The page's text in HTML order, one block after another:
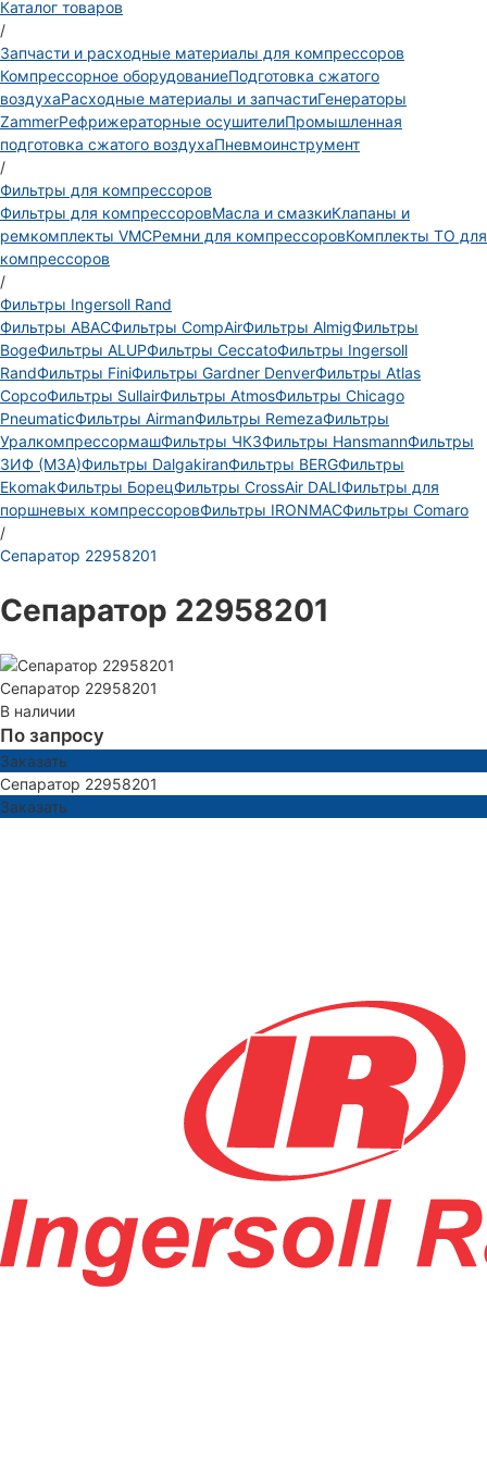
Каталог товаров
/
Запчасти и расходные материалы для компрессоров
Компрессорное оборудованиеПодготовка сжатого
воздухаРасходные материалы и запчастиГенераторы
ZammerРефрижераторные осушителиПромышленная
подготовка сжатого воздухаПневмоинструмент
/
Фильтры для компрессоров
Фильтры для компрессоровМасла и смазкиКлапаны и
ремкомплекты VMCРемни для компрессоровКомплекты ТО для
компрессоров
/
Фильтры Ingersoll Rand
Фильтры ABACФильтры CompAirФильтры AlmigФильтры
BogeФильтры ALUPФильтры CeccatoФильтры Ingersoll
RandФильтры FiniФильтры Gardner DenverФильтры Atlas
CopcoФильтры SullairФильтры AtmosФильтры Chicago
PneumaticФильтры AirmanФильтры RemezaФильтры
УралкомпрессормашФильтры ЧКЗФильтры HansmannФильтры
ЗИФ (МЗА)Фильтры DalgakiranФильтры BERGФильтры
EkomakФильтры БорецФильтры CrossAir DALIФильтры для
поршневых компрессоровФильтры IRONMACФильтры Comaro
/
Сепаратор 22958201
Сепаратор 22958201
Сепаратор 22958201
В наличии
По запросу
Заказать
Сепаратор 22958201
Заказать